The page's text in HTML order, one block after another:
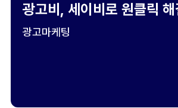
광고비, 세이비로 원클릭
광고마케팅